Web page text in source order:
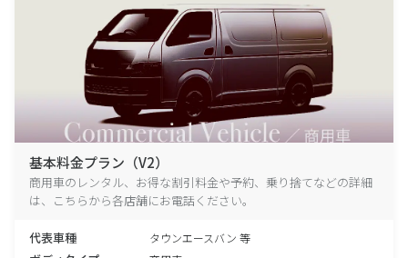
基本料金プラン（V2）
商用車のレンタル、お得な割引料金や予約、乗り捨てなどの詳細
は、こちらから各店舗にお電話ください。
代表車種 タウンエースバン 等